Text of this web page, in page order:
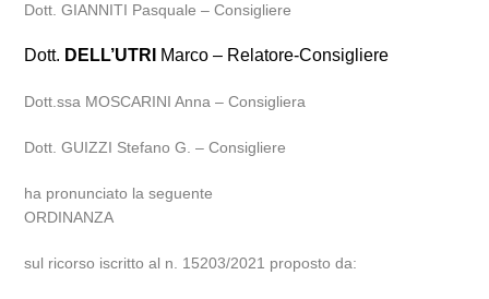
Dott. GIANNITI Pasquale – Consigliere
Dott. DELL’UTRI Marco – Relatore-Consigliere
Dott.ssa MOSCARINI Anna – Consigliera
Dott. GUIZZI Stefano G. – Consigliere
ha pronunciato la seguente
ORDINANZA
sul ricorso iscritto al n. 15203/2021 proposto da: